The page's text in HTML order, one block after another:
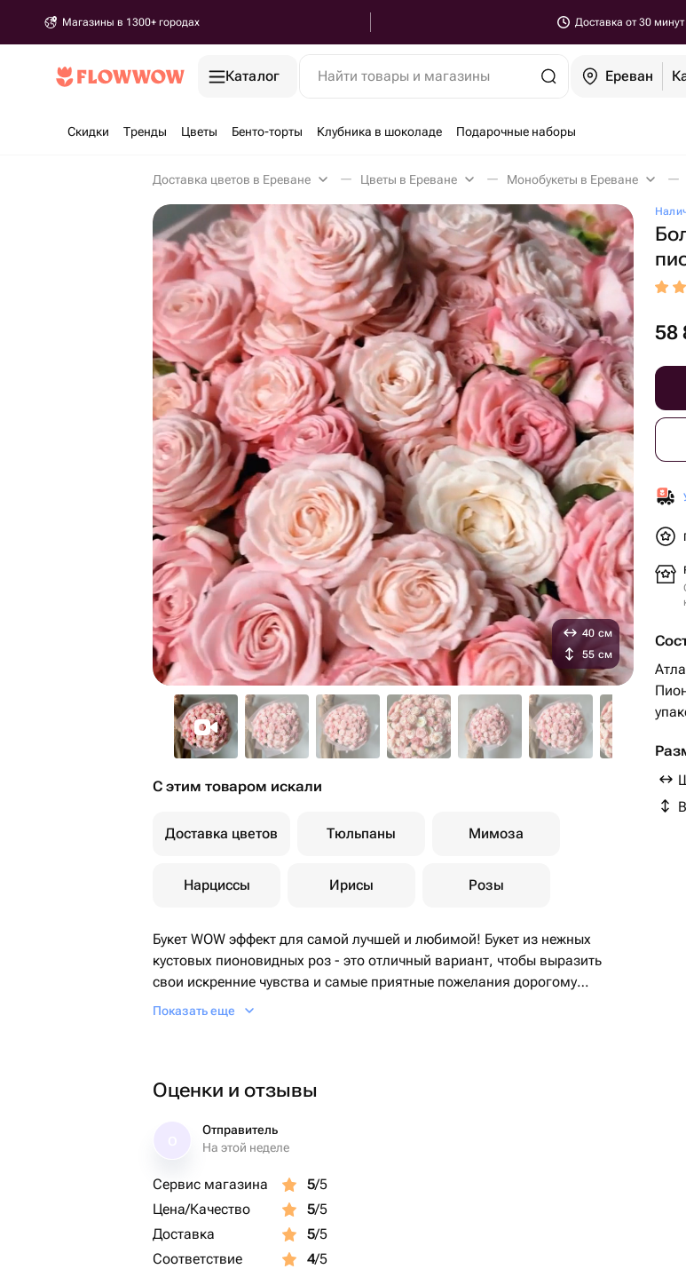
Магазины в 1300+ городах Доставка от 30 минут
Каталог Найти товары и магазины Ереван
Скидки Тренды Цветы Бенто-торты Клубника в шоколаде Подарочные наборы
Доставка цветов в Ереване Цветы в Ереване Монобукеты в Ереване
58
40 см
55 см
С этим товаром искали
Доставка цветов Тюльпаны Мимоза
Нарциссы Ирисы Розы
Букет WOW эффект для самой лучшей и любимой! Букет из нежных
кустовых пионовидных роз - это отличный вариант, чтобы выразить
свои искренние чувства и самые приятные пожелания дорогому
человеку.
Показать еще
Оценки и отзывы
Отправитель
На этой неделе
Сервис магазина 5/5
Цена/Качество
5/5
Доставка
5/5
Соответствие
4/5